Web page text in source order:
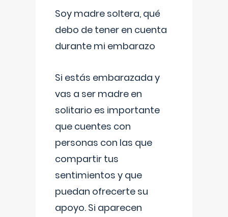
Soy madre soltera, qué
debo de tener en cuenta
durante mi embarazo
Si estás embarazada y
vas a ser madre en
solitario es importante
que cuentes con
personas con las que
compartir tus
sentimientos y que
puedan ofrecerte su
apoyo. Si aparecen